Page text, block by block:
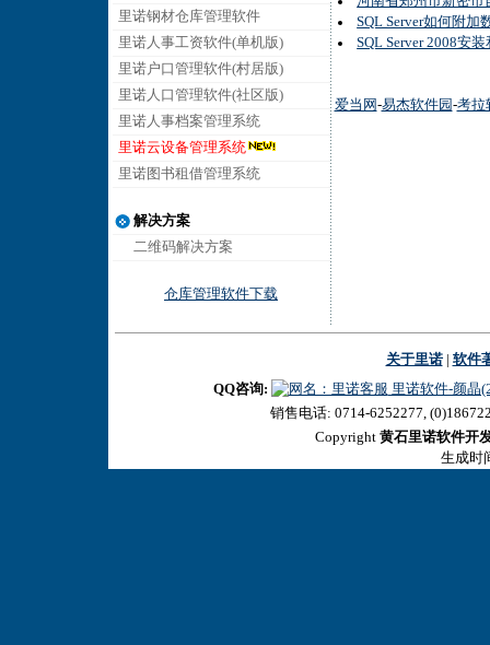
里诺钢材仓库管理软件
里诺人事工资软件(单机版)
里诺户口管理软件(村居版)
里诺人口管理软件(社区版)
里诺人事档案管理系统
里诺云设备管理系统
里诺图书租借管理系统
解决方案
二维码解决方案
仓库管理软件下载
SQL Server如何附加
SQL Server 2008安
爱当网 -易杰软件园 -考拉
关于里诺| 软件
QQ咨询:
里诺软件-颜晶
销售电话: 0714-6252277,
Copyright 黄石里诺软件开
生成时